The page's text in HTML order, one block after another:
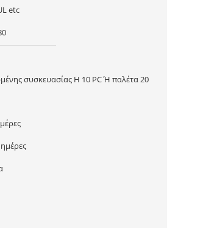
etc
συσκευασίας Η 10 PC Ή παλέτα 20